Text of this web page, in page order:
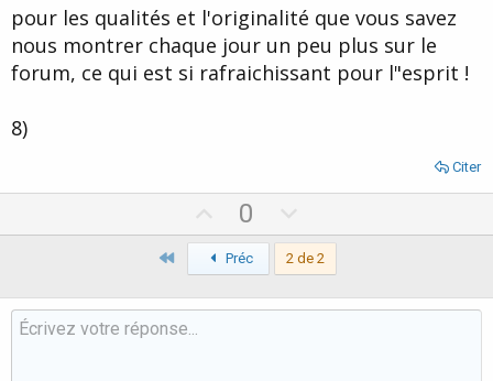
pour les qualités et l'originalité que vous savez
nous montrer chaque jour un peu plus sur le
forum, ce qui est si rafraichissant pour l"esprit !
8)
Citer
p
v
o
t
0
o
w
n
v
Premier Préc 2 de 2